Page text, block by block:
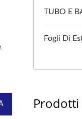
TUBO E
Fogli Di